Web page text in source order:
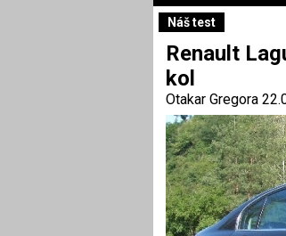
Náš test
Renault
kol
Otakar Gregora